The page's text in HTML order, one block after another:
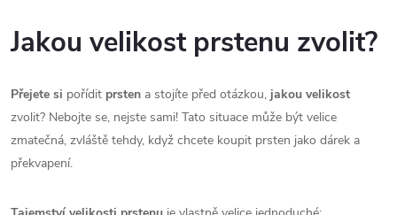
Jakou velikost prstenu zvolit?
Přejete si pořídit prsten a stojíte před otázkou, jakou velikost
zvolit? Nebojte se, nejste sami! Tato situace může být velice
zmatečná, zvláště tehdy, když chcete koupit prsten jako dárek a
překvapení.